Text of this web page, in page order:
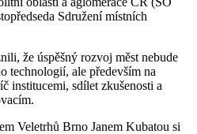
Sdružení místních
že úspěšný rozvoj měst nebude
technologií, ale především na
institucemi, sdílet zkušenosti a
Veletrhů Brno Janem Kubatou si